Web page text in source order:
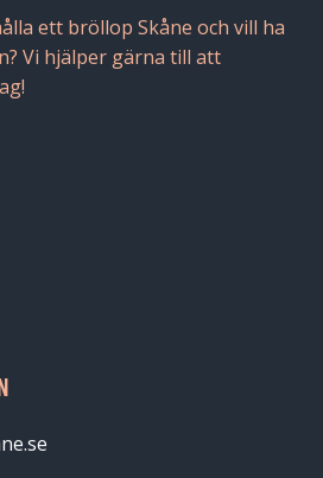
ett bröllop Skåne och vill ha
Vi hjälper gärna till att